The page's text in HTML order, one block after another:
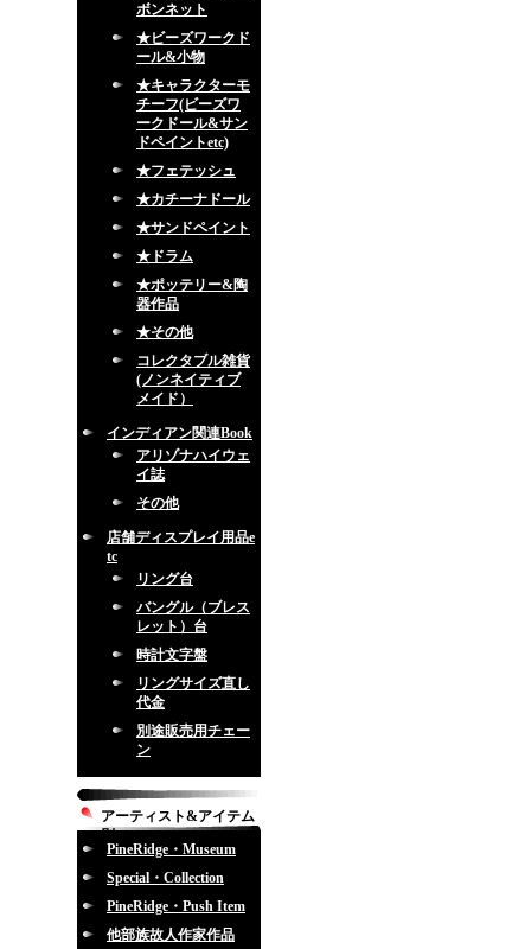
ボンネット
★ビーズワークド
ール&小物
★キャラクターモ
チーフ(ビーズワ
ークドール&サン
ドペイントetc)
★フェテッシュ
★カチーナドール
★サンドペイント
★ドラム
★ポッテリー&陶
器作品
★その他
コレクタブル雑貨
(ノンネイティブ
メイド）
インディアン関連Book
アリゾナハイウェ
イ誌
その他
店舗ディスプレイ用品e
tc
リング台
バングル（ブレス
レット）台
時計文字盤
リングサイズ直し
代金
別途販売用チェー
ン
アーティスト&アイテム
別
PineRidge・Museum
Special・Collection
PineRidge・Push Item
他部族故人作家作品